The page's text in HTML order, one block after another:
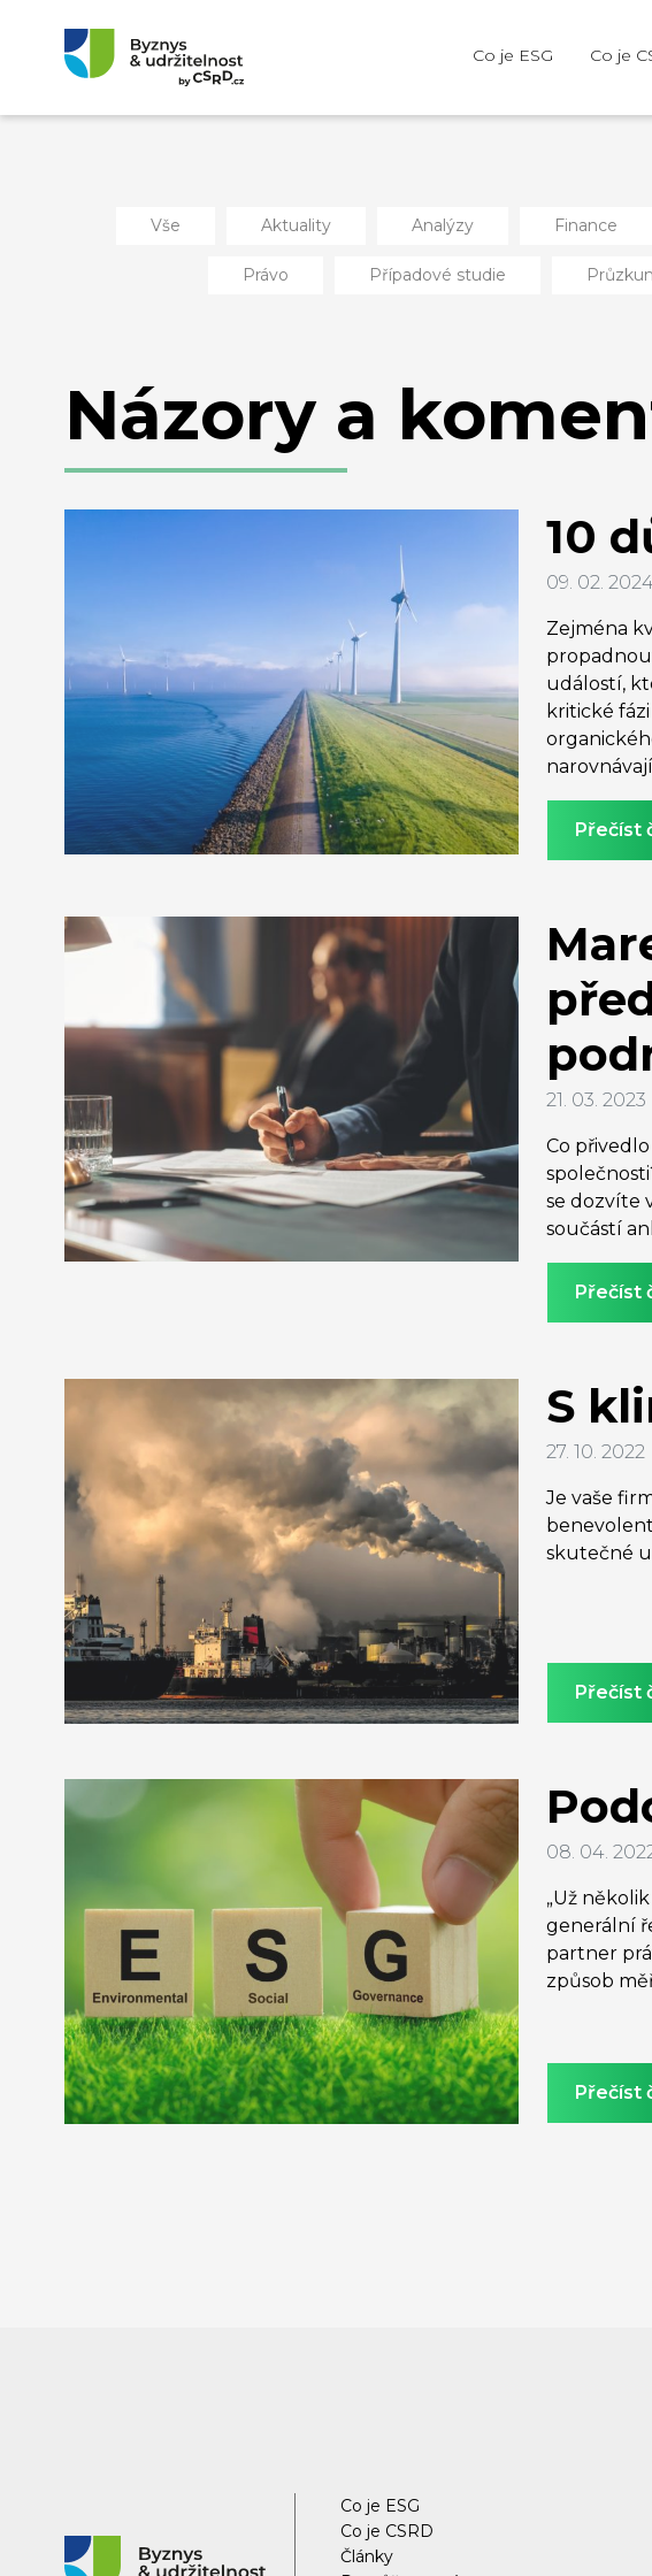
Co je ESG Co je
Vše Aktuality Analýzy Finance
Právo Případové studie
Názory a
10
09. 02.
Zejména
událostí,
kritické
Přečíst
21. 03. 2023
Co
se dozvíte
součástí
Přečíst
S
27. 10. 2022
Je vaše
skutečné
Přečíst
08. 04.
„Už
generální
partner
způsob
Přečíst
Co je ESG
Co je CSRD
Články